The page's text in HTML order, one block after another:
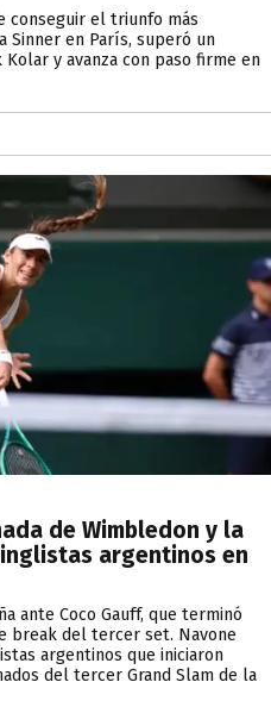
conseguir el triunfo más
en París, superó un
y avanza con paso firme en
de Wimbledon y la
argentinos en
ante Coco Gauff, que terminó
break del tercer set. Navone
argentinos que iniciaron
del tercer Grand Slam de la